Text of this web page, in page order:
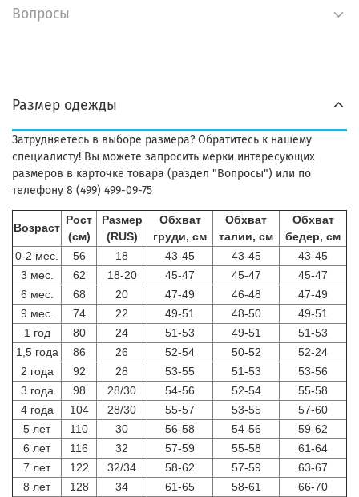
Вопросы
Размер одежды
Затрудняетесь в выборе размера? Обратитесь к нашему
специалисту! Вы можете запросить мерки интересующих
размеров в карточке товара (раздел "Вопросы") или по
телефону 8 (499) 499-09-75
Возраст
Рост
(см)
Размер
(RUS)
Обхват
груди, см
Обхват
талии, см
Обхват
бедер, см
0-2 мес.
56 18 43-45 43-45
43-45
3 мес.
62 18-20 45-47 45-47
45-47
6 мес.
68 20 47-49 46-48
47-49
9 мес.
74 22 49-51 48-50
49-51
1 год
80 24 51-53 49-51
51-53
1,5 года
86 26 52-54 50-52
52-24
2 года
92 28 53-55 51-53
53-56
3 года
98 28/30 54-56 52-54
55-58
4 года
104 28/30 55-57 53-55
57-60
5 лет
110 30 56-58 54-56
59-62
6 лет
116 32 57-59 55-58
61-64
7 лет
122 32/34 58-62 57-59
63-67
8 лет
128 34 61-65 58-61
66-70